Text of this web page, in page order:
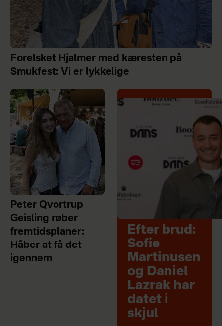
Forelsket Hjalmer med kæresten på
Smukfest: Vi er lykkelige
Peter Qvortrup
Geisling røber
fremtidsplaner:
Håber at få det
igennem
Efter brud:
Sofie
Martinusen
og Daniel
Lazrak har
datet i
skjul